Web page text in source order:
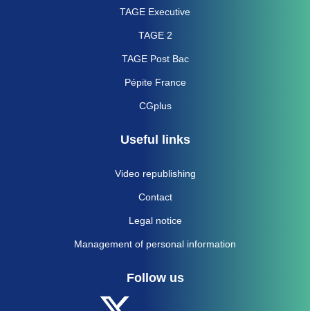
TAGE Executive
TAGE 2
TAGE Post Bac
Pépite France
CGplus
Useful links
Video republishing
Contact
Legal notice
Management of personal information
Follow us